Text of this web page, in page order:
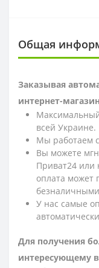
Общая
Заказывая
интернет-
всей Украине.
Мы работаем
Вы можете
Приват24 или
оплата может
У нас самые
Для получения
интересующему